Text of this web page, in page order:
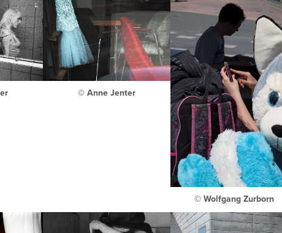
© Anne Jenter
© Wolfgang Zurborn